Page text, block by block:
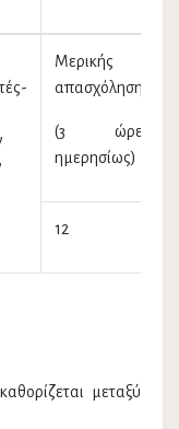
Μερικής
απασχόλησης
(3 ώρες
ημερησίως)
12
μεταξύ